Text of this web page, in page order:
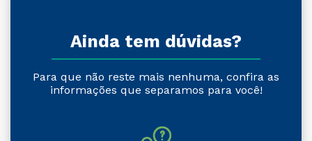
Ainda tem dúvidas?
Para que não reste mais nenhuma, confira as
informações que separamos para você!